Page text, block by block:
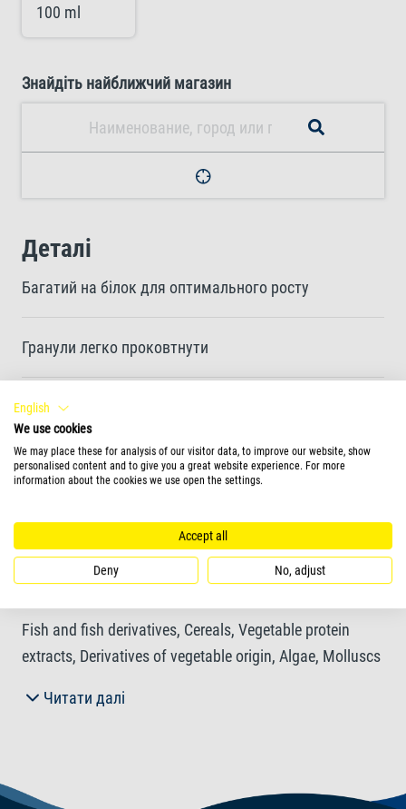
100 ml
Знайдіть найближчий магазин
Деталі
Багатий на білок для оптимального росту
Гранули легко проковтнути
Для невеликих амфібій
Форма годівлі
гранули
Продукти
Fish and fish derivatives, Cereals, Vegetable protein
extracts, Derivatives of vegetable origin, Algae, Molluscs
Читати далі
English
We use cookies
We may place these for analysis of our visitor data, to improve our website, show
personalised content and to give you a great website experience. For more
information about the cookies we use open the settings.
Accept all
Deny No, adjust